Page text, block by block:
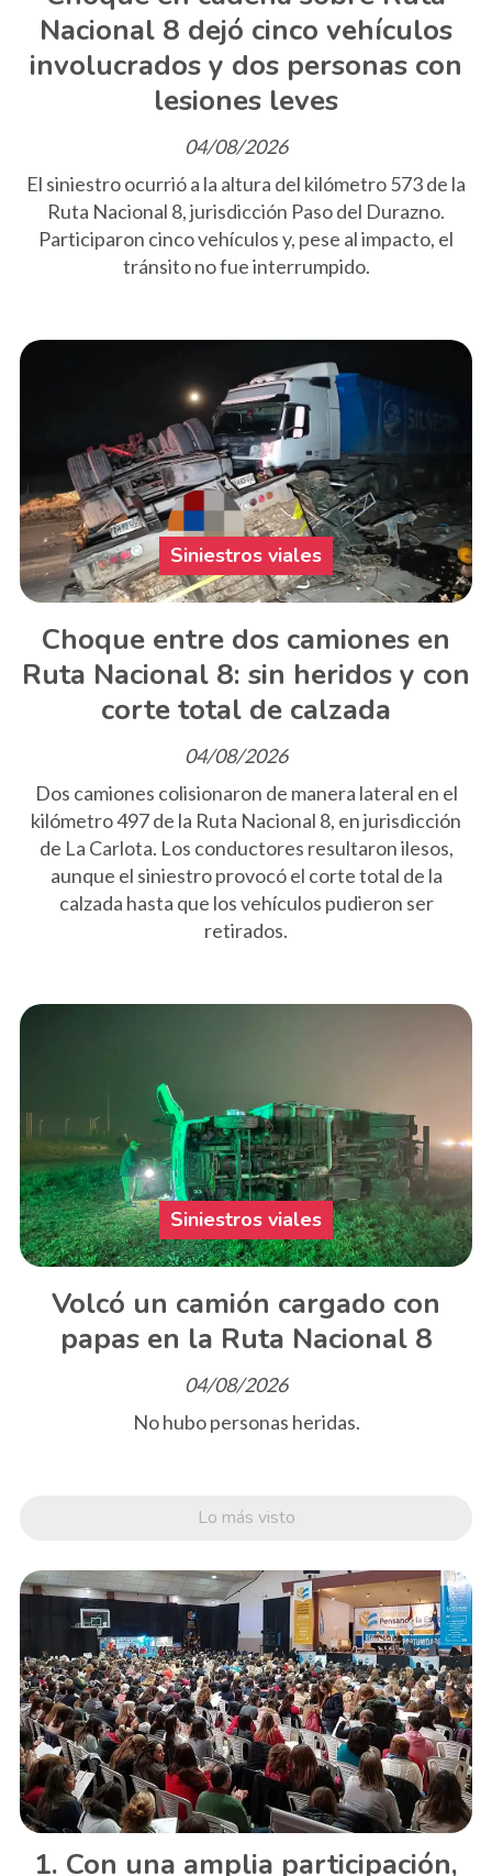
Nacional 8 dejó cinco vehículos
involucrados y dos personas con
lesiones leves
04/08/2026
El siniestro ocurrió a la altura del kilómetro 573 de la
Ruta Nacional 8, jurisdicción Paso del Durazno.
Participaron cinco vehículos y, pese al impacto, el
tránsito no fue interrumpido.
Choque entre dos camiones en
Ruta Nacional 8: sin heridos y con
corte total de calzada
Siniestros viales
04/08/2026
Dos camiones colisionaron de manera lateral en el
kilómetro 497 de la Ruta Nacional 8, en jurisdicción
de La Carlota. Los conductores resultaron ilesos,
aunque el siniestro provocó el corte total de la
calzada hasta que los vehículos pudieron ser
retirados.
Volcó un camión cargado con
papas en la Ruta Nacional 8
Siniestros viales
04/08/2026
No hubo personas heridas.
Lo más visto
Con una amplia participación,